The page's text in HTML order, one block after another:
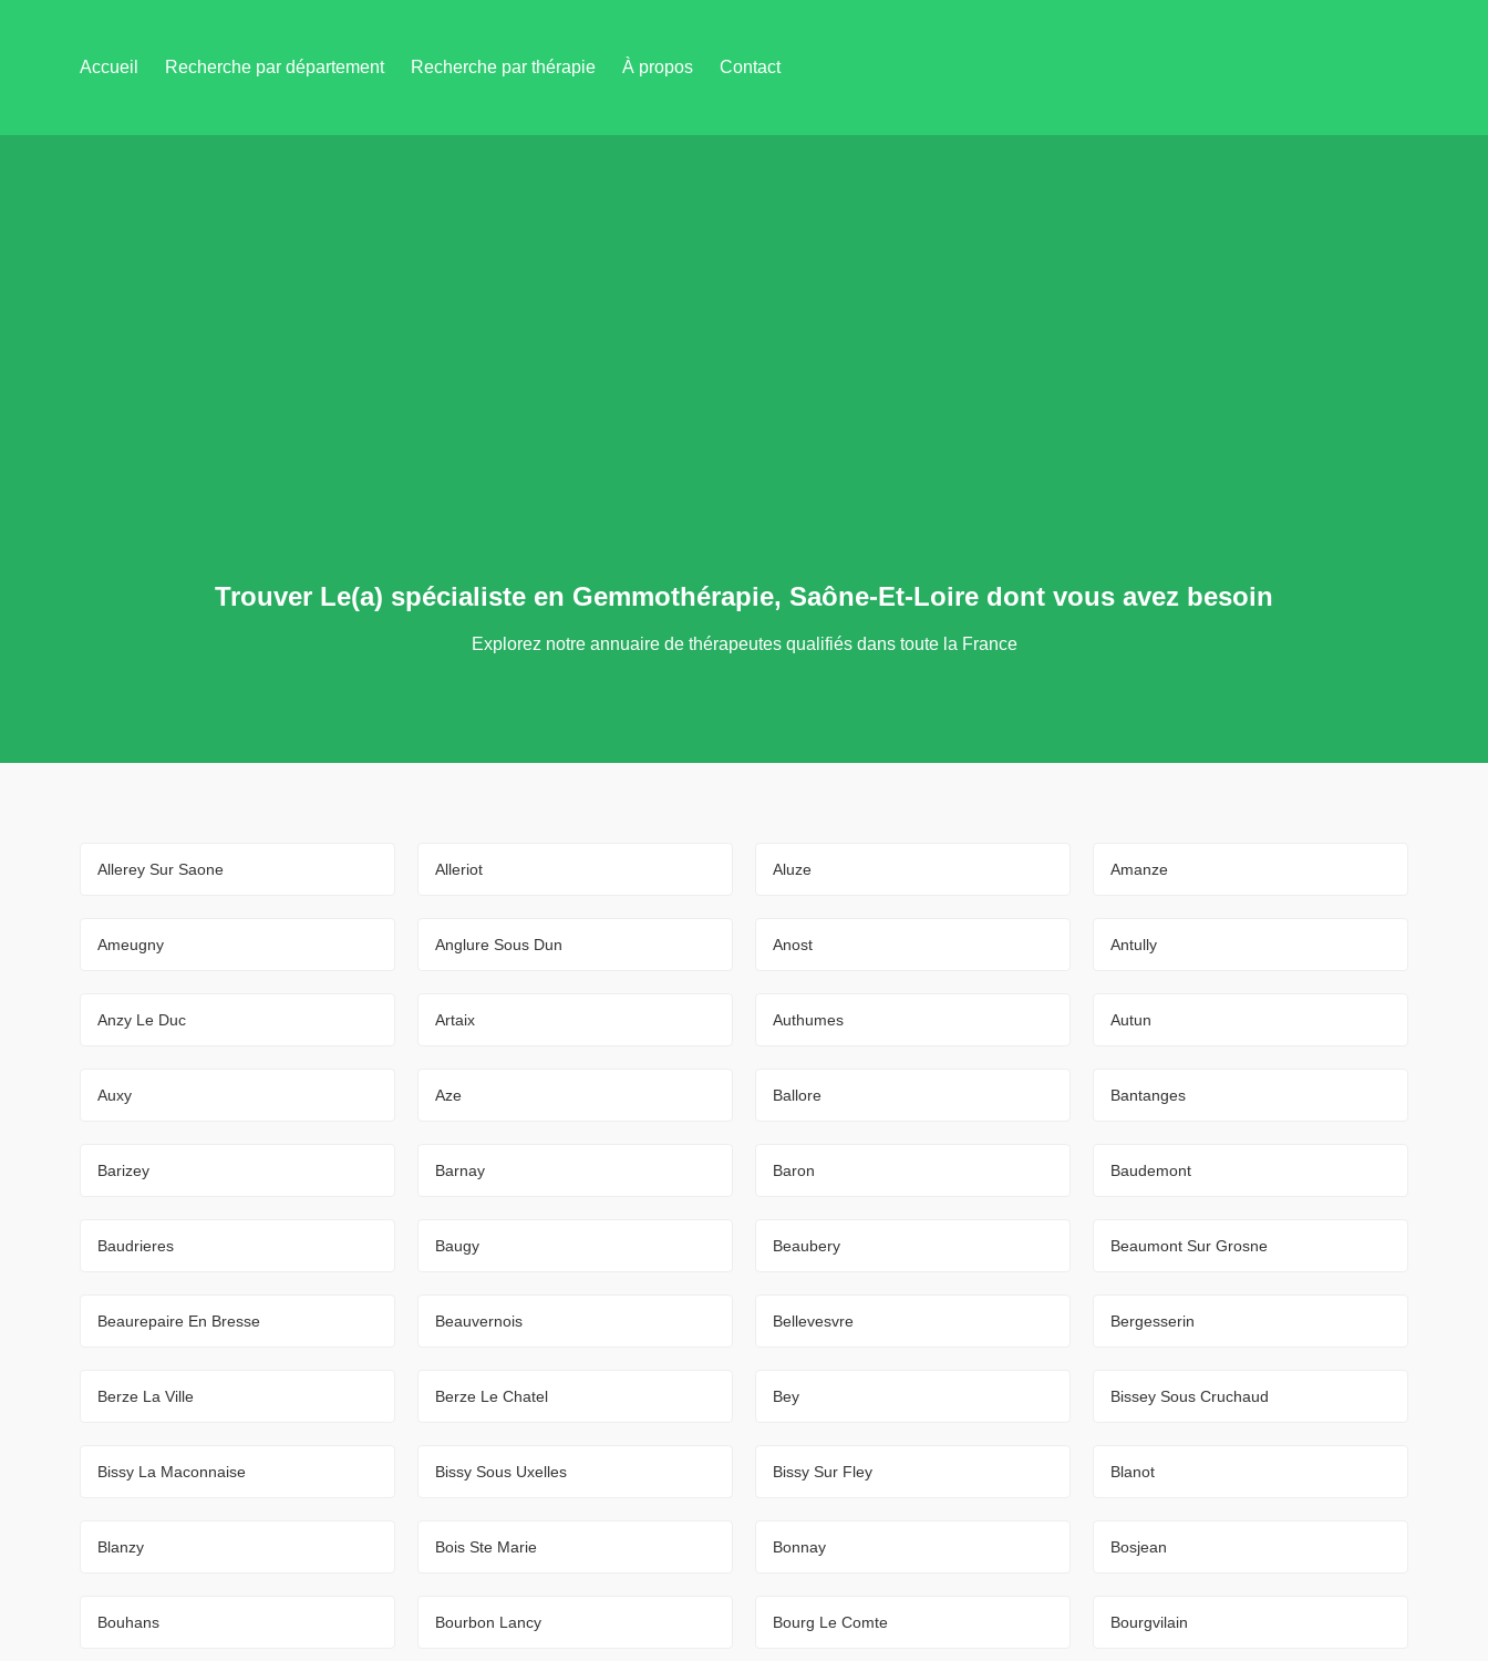
Accueil Recherche par département Recherche par thérapie À propos Contact
Trouver Le(a) spécialiste en Gemmothérapie, Saône-Et-Loire dont vous avez besoin
Explorez notre annuaire de thérapeutes qualifiés dans toute la France
Allerey Sur Saone Alleriot Aluze Amanze
Ameugny Anglure Sous Dun Anost Antully
Anzy Le Duc Artaix Authumes Autun
Auxy Aze Ballore Bantanges
Barizey Barnay Baron Baudemont
Baudrieres Baugy Beaubery Beaumont Sur Grosne
Beaurepaire En Bresse Beauvernois Bellevesvre Bergesserin
Berze La Ville Berze Le Chatel Bey Bissey Sous Cruchaud
Bissy La Maconnaise Bissy Sous Uxelles Bissy Sur Fley Blanot
Blanzy Bois Ste Marie Bonnay Bosjean
Bouhans Bourbon Lancy Bourg Le Comte Bourgvilain